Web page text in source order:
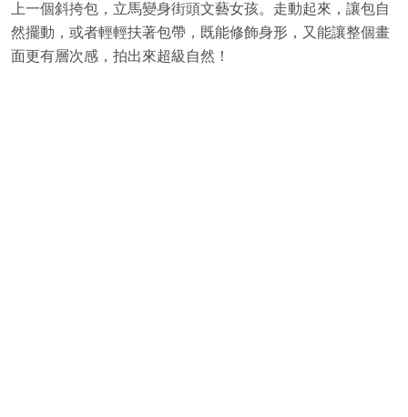
上一個斜挎包，立馬變身街頭文藝女孩。走動起來，讓包自
然擺動，或者輕輕扶著包帶，既能修飾身形，又能讓整個畫
面更有層次感，拍出來超級自然！